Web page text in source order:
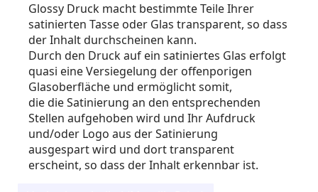
Glossy Druck macht bestimmte Teile Ihrer
satinierten Tasse oder Glas transparent, so dass
der Inhalt durchscheinen kann.
Durch den Druck auf ein satiniertes Glas erfolgt
quasi eine Versiegelung der offenporigen
Glasoberfläche und ermöglicht somit,
die die Satinierung an den entsprechenden
Stellen aufgehoben wird und Ihr Aufdruck
und/oder Logo aus der Satinierung
ausgespart wird und dort transparent
erscheint, so dass der Inhalt erkennbar ist.